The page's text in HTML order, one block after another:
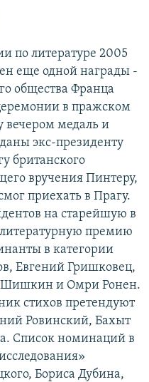
по литературе 2005
еще одной награды -
общества Франца
в пражском
вечером медаль и
экс-президенту
британского
вручения Пинтеру,
приехать в Прагу.
на старейшую в
премию
в категории
Евгений Гришковец,
и Омри Ронен.
стихов претендуют
Ровинский, Бахыт
Список номинаций в
Бориса Дубина,